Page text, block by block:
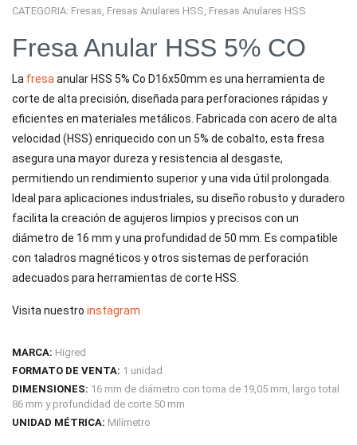
CATEGORIA: Fresas, Fresas Anulares HSS, Fresas Anulares HSS
Fresa Anular HSS 5% CO
La fresa anular HSS 5% Co D16x50mm es una herramienta de
corte de alta precisión, diseñada para perforaciones rápidas y
eficientes en materiales metálicos. Fabricada con acero de alta
velocidad (HSS) enriquecido con un 5% de cobalto, esta fresa
asegura una mayor dureza y resistencia al desgaste,
permitiendo un rendimiento superior y una vida útil prolongada.
Ideal para aplicaciones industriales, su diseño robusto y duradero
facilita la creación de agujeros limpios y precisos con un
diámetro de 16 mm y una profundidad de 50 mm. Es compatible
con taladros magnéticos y otros sistemas de perforación
adecuados para herramientas de corte HSS.
Visita nuestro instagram
MARCA: Higred
FORMATO DE VENTA: 1 unidad
DIMENSIONES: 16 mm de diámetro con toma de 19,05 mm, largo total
86 mm y profundidad de corte 50 mm
UNIDAD MÉTRICA: Milímetro